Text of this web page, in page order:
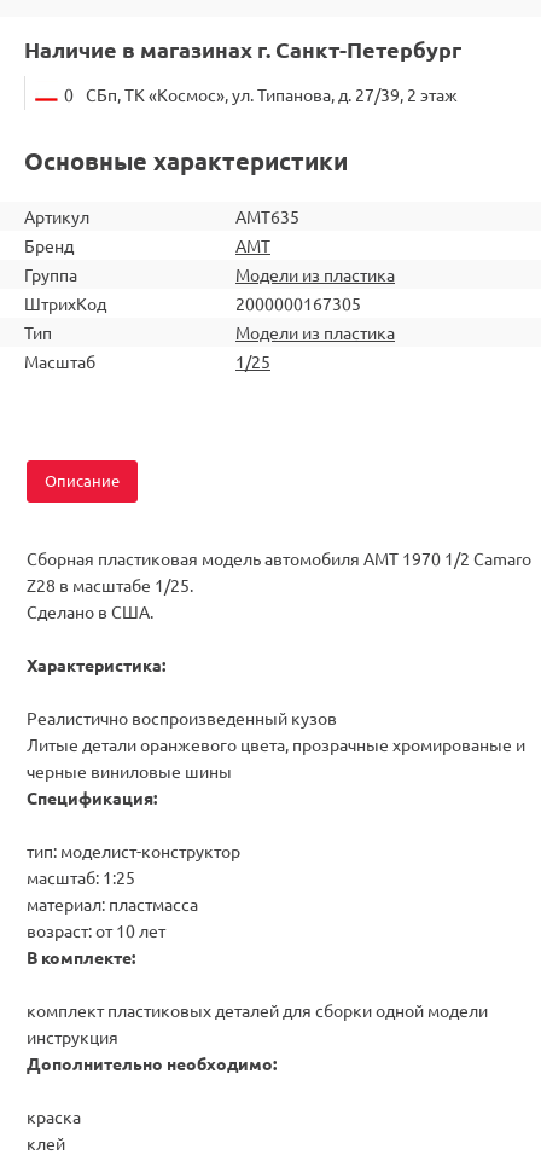
Наличие в магазинах г. Санкт-Петербург
0 СБп, ТК «Космос», ул. Типанова, д. 27/39, 2 этаж
Основные характеристики
Артикул
AMT635
Бренд
AMT
Группа
Модели из пластика
ШтрихКод
2000000167305
Тип
Модели из пластика
Масштаб
1/25
Описание
Сборная пластиковая модель автомобиля AMT 1970 1/2 Camaro
Z28 в масштабе 1/25.
Сделано в США.
Характеристика:
Реалистично воспроизведенный кузов
Литые детали оранжевого цвета, прозрачные хромированые и
черные виниловые шины
Спецификация:
тип: моделист-конструктор
масштаб: 1:25
материал: пластмасса
возраст: от 10 лет
В комплекте:
комплект пластиковых деталей для сборки одной модели
инструкция
Дополнительно необходимо:
краска
клей